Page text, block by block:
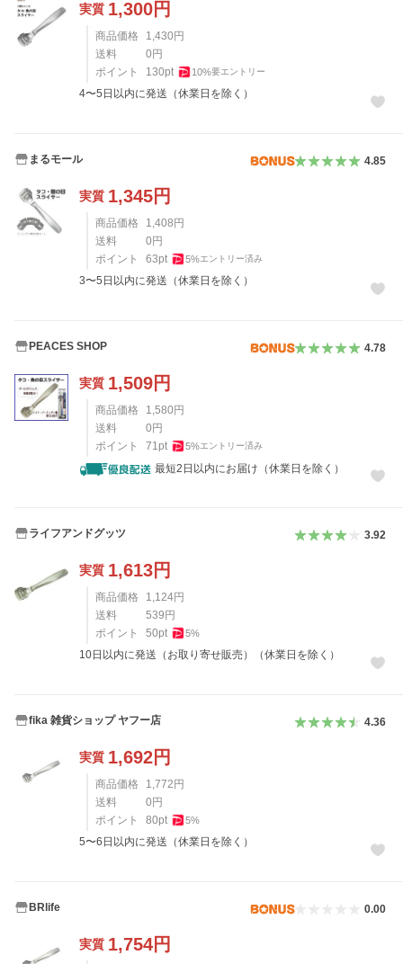
実質 1,300円
商品価格 1,430 円
送料
0 円
ポイント
130pt 10%要エントリー
4〜5日以内に発送（休業日を除く）
まるモール 4.85
実質 1,345円
商品価格 1,408 円
送料
0 円
ポイント
63pt 5%エントリー済み
3〜5日以内に発送（休業日を除く）
PEACES SHOP 4.78
実質 1,509円
商品価格 1,580 円
送料
0 円
ポイント
71pt 5%エントリー済み
最短2日以内にお届け（休業日を除く）
ライフアンドグッツ 3.92
実質 1,613円
商品価格 1,124円
送料
539 円
ポイント
50pt 5%
10日以内に発送（お取り寄せ販売）（休業日を除く）
fika 雑貨ショップ ヤフー店 4.36
実質 1,692円
商品価格 1,772 円
送料
0 円
ポイント
80pt 5%
5〜6日以内に発送（休業日を除く）
BRlife 0.00
実質 1,754円